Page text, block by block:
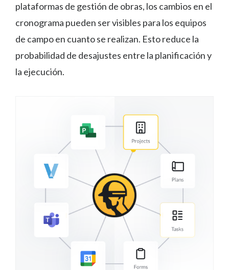
plataformas de gestión de obras, los cambios en el
cronograma pueden ser visibles para los equipos
de campo en cuanto se realizan. Esto reduce la
probabilidad de desajustes entre la planificación y
la ejecución.